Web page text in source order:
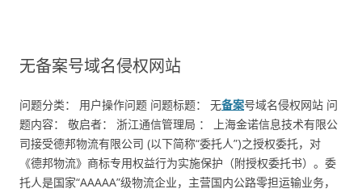
无备案号域名侵权网站
问题分类： 用户操作问题 问题标题： 无备案号域名侵权网站 问
题内容： 敬启者： 浙江通信管理局 ： 上海金诺信息技术有限公
司接受德邦物流有限公司 (以下简称“委托人”)之授权委托，对
《德邦物流》商标专用权益行为实施保护（附授权委托书）。委
托人是国家“AAAAA”级物流企业，主营国内公路零担运输业务，